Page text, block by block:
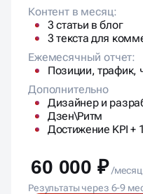
Контент в месяц:
3 статьи в блог
3 текста для
Ежемесячный отчет:
Позиции, трафик,
Дополнительно
Дизайнер и
Дзен\Ритм
Достижение KPI +
60 000 ₽ /
Результаты через 6-9